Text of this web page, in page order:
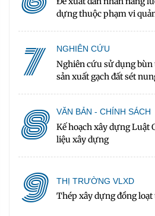
dựng thuộc phạm vi
7 NGHIÊN CỨU
Nghiên cứu sử dụng
sản xuất gạch đất sét
8 VĂN BẢN - CHÍNH SÁCH
Kế hoạch xây dựng Luật
liệu xây dựng
9 THỊ TRƯỜNG VLXD
Thép xây dựng đồng loạt